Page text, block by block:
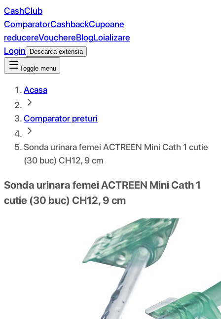
CashClub
ComparatorCashbackCupoane
reducereVouchereBlogLoializare
Login
Descarca extensia
Toggle menu
Acasa
Comparator preturi
Sonda urinara femei ACTREEN Mini Cath 1 cutie
(30 buc) CH12, 9 cm
Sonda urinara femei ACTREEN Mini Cath 1
cutie (30 buc) CH12, 9 cm